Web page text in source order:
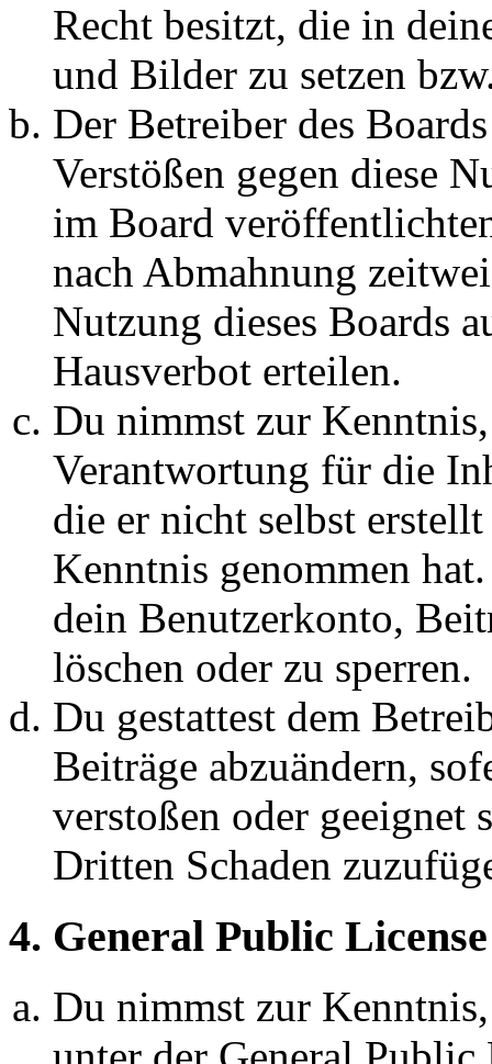
Recht besitzt, die in
und Bilder zu setzen
Der Betreiber des
Verstößen gegen diese
im Board
nach Abmahnung
Nutzung dieses Boards
Hausverbot erteilen.
Du nimmst zur
Verantwortung für die
die er nicht selbst
Kenntnis genommen
dein Benutzerkonto,
löschen oder zu sperren.
Du gestattest dem
Beiträge abzuändern,
verstoßen oder geeignet
Dritten Schaden
4. General Public License
Du nimmst zur